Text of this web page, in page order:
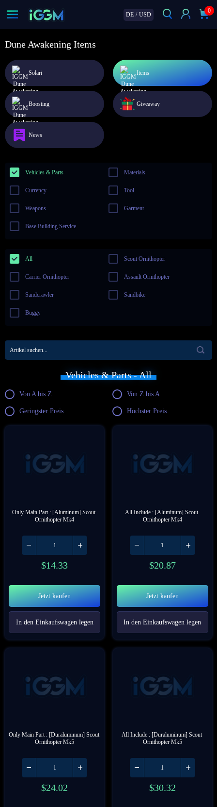
DE / USD
0
Dune Awakening Items
Solari Items
Boosting Giveaway
News
Vehicles & Parts Materials
Currency Tool
Weapons Garment
Base Building Service
All Scout Ornithopter
Carrier Ornithopter Assault Ornithopter
Sandcrawler Sandbike
Buggy
Vehicles & Parts - All
Von A bis Z Von Z bis A
Geringster Preis Höchster Preis
Only Main Part : [Aluminum] Scout
Ornithopter Mk4
$14.33
Jetzt kaufen
In den Einkaufswagen legen
All Include : [Aluminum] Scout
Ornithopter Mk4
$20.87
Jetzt kaufen
In den Einkaufswagen legen
Only Main Part : [Duraluminum] Scout
Ornithopter Mk5
$24.02
All Include : [Duraluminum] Scout
Ornithopter Mk5
$30.32